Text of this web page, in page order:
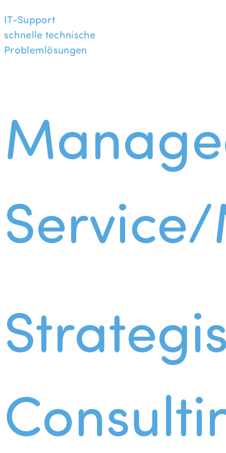
IT-Support
schnelle technische
Problemlösungen